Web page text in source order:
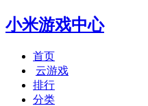
小米游戏中心
首页
云游戏
排行
分类